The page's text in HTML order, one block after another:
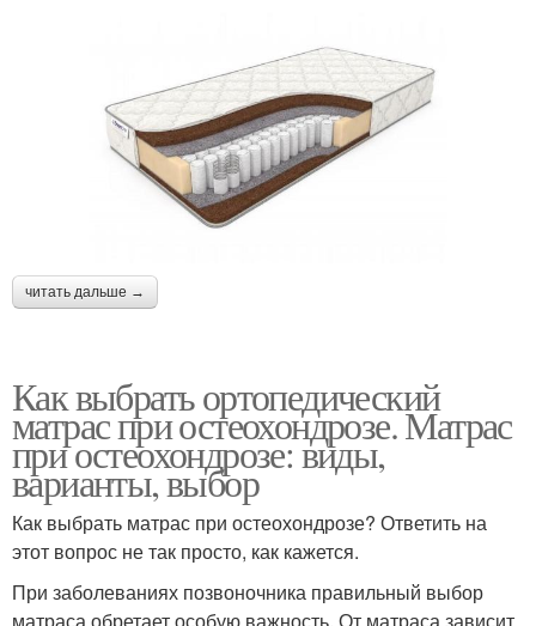
читать дальше →
Как выбрать ортопедический
матрас при остеохондрозе. Матрас
при остеохондрозе: виды,
варианты, выбор
Как выбрать матрас при остеохондрозе? Ответить на
этот вопрос не так просто, как кажется.
При заболеваниях позвоночника правильный выбор
матраса обретает особую важность. От матраса зависит